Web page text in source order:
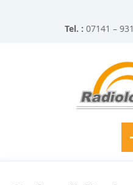
Tel. : 07141 –